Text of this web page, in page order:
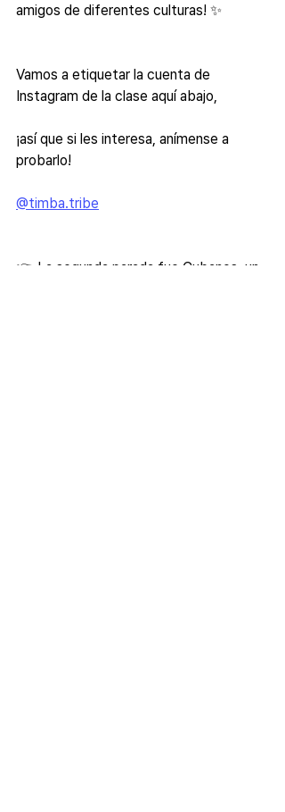
amigos de diferentes culturas! ✨
Vamos a etiquetar la cuenta de
Instagram de la clase aquí abajo,
¡así que si les interesa, anímense a
probarlo!
@timba.tribe
👉 La segunda parada fue Cubanos, un